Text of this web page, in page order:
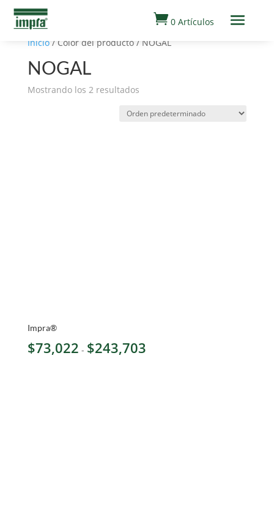
 0 Artículos
Inicio/ Color del producto / NOGAL
NOGAL
Mostrando los 2 resultados
Impra®
$73,022 - $243,703